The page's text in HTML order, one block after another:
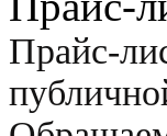
Прайс-